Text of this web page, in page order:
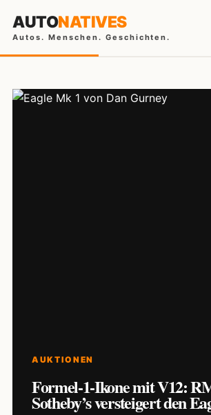
AUTONATIVES
Autos. Menschen. Geschichten.
AUKTIONEN
Formel-1-Ikone mit V12:
Sotheby’s versteigert den